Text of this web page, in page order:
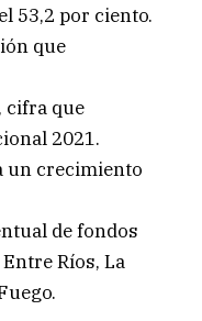
53,2 por ciento.
que
cifra que
2021.
un crecimiento
de fondos
Ríos, La